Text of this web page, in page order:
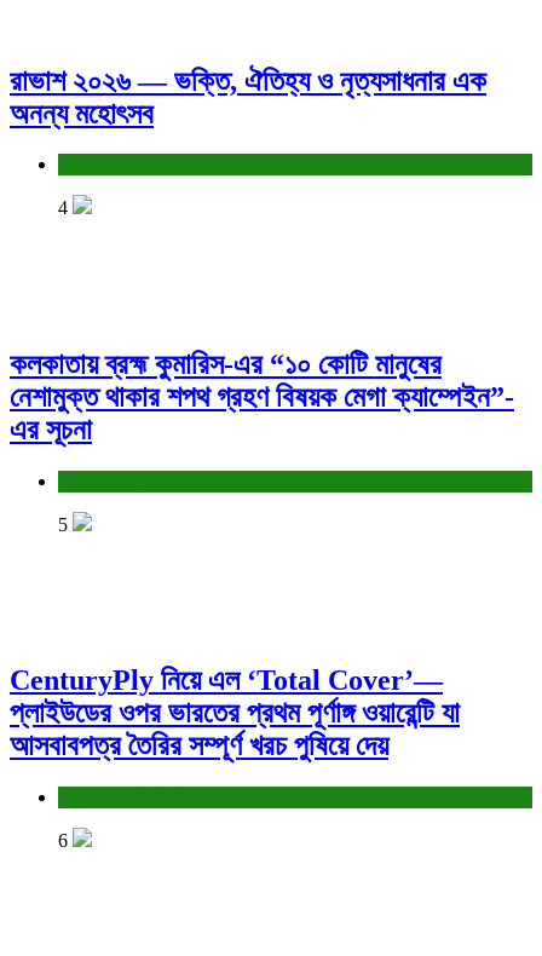
রাভাশ ২০২৬ — ভক্তি, ঐতিহ্য ও নৃত্যসাধনার এক
অনন্য মহোৎসব
4
কলকাতায় ব্রহ্ম কুমারিস-এর “১০ কোটি মানুষের
নেশামুক্ত থাকার শপথ গ্রহণ বিষয়ক মেগা ক্যাম্পেইন”-
এর সূচনা
5
CenturyPly নিয়ে এল ‘Total Cover’—
প্লাইউডের ওপর ভারতের প্রথম পূর্ণাঙ্গ ওয়ারেন্টি যা
আসবাবপত্র তৈরির সম্পূর্ণ খরচ পুষিয়ে দেয়
6